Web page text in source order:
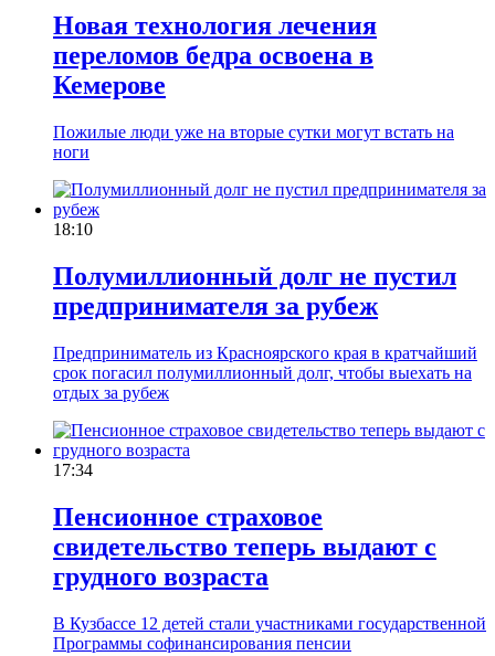
Новая технология лечения
переломов бедра освоена в
Кемерове
Пожилые люди уже на вторые сутки могут встать на
ноги
18:10
Полумиллионный долг не пустил
предпринимателя за рубеж
Предприниматель из Красноярского края в кратчайший
срок погасил полумиллионный долг, чтобы выехать на
отдых за рубеж
17:34
Пенсионное страховое
свидетельство теперь выдают с
грудного возраста
В Кузбассе 12 детей стали участниками государственной
Программы софинансирования пенсии